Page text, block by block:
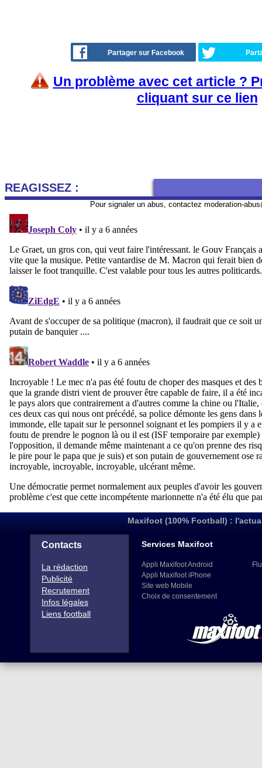
Partager sur Facebook
Un problème avec cet article ?
cliquant sur ce lien
REAGISSEZ :
Pour signaler un abus, contactez moderation-
Maxifoot (100% Football) :
Contacts
La rédaction
Publicité
Recrutement
Infos légales
Liens football
Services Maxifoot
Appli Maxifoot Android
Appli Maxifoot iPhone
Site web Mobile
Choix de consentement